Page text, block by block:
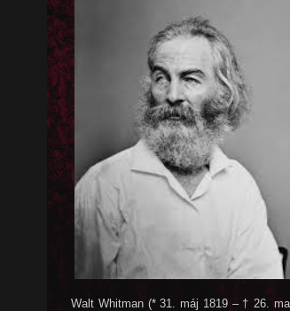
Walt Whitman (* 31. máj 1819 – † 26.